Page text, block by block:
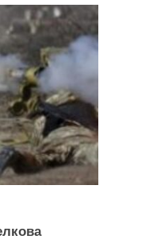
борьбы со спамом.
данные комментариев